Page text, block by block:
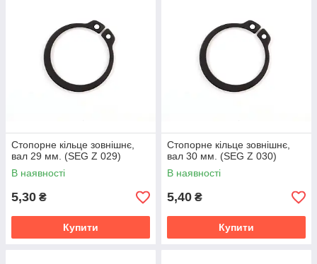
Стопорне кільце зовнішнє,
вал 29 мм. (SEG Z 029)
В наявності
5,30 ₴
Купити
Стопорне кільце зовнішнє,
вал 30 мм. (SEG Z 030)
В наявності
5,40 ₴
Купити